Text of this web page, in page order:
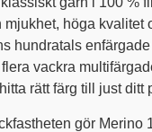
mjukhet, höga kvalitet
hundratals
vackra
rätt färg till just ditt
gör Merino